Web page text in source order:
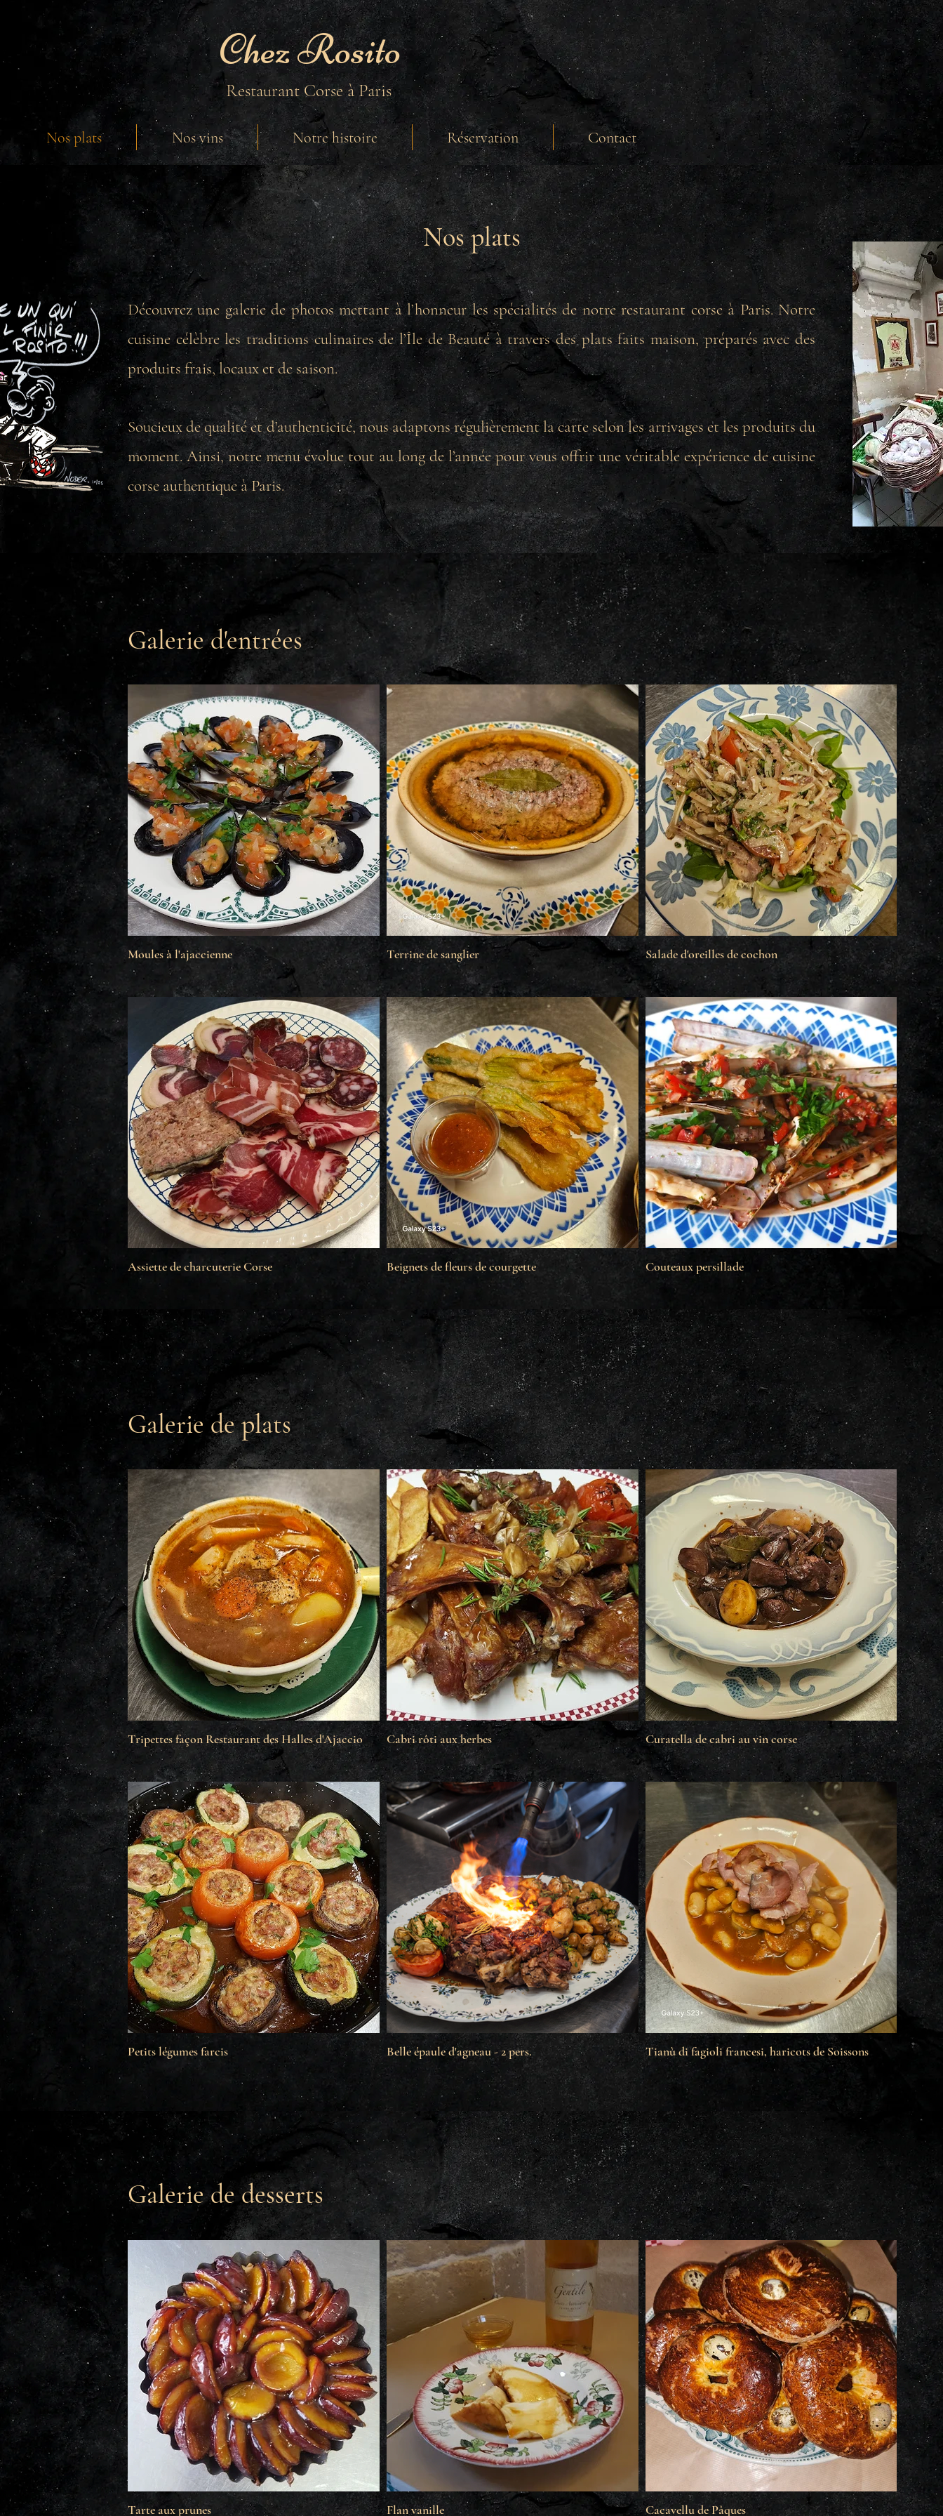
Chez Rosito
Restaurant Corse à Paris
Nos plats Nos vins Notre histoire Réservation Contact
Nos plats
Découvrez une galerie de photos mettant à l’honneur les spécialités de notre restaurant corse à Paris. Notre
cuisine célèbre les traditions culinaires de l’Île de Beauté à travers des plats faits maison, préparés avec des
produits frais, locaux et de saison.
Soucieux de qualité et d’authenticité, nous adaptons régulièrement la carte selon les arrivages et les produits du
moment. Ainsi, notre menu évolue tout au long de l’année pour vous offrir une véritable expérience de cuisine
corse authentique à Paris.
Galerie d'entrées
Moules à l'ajaccienne Terrine de sanglier Salade d'oreilles de cochon
Assiette de charcuterie Corse Beignets de fleurs de courgette Couteaux persillade
Galerie de plats
Tripettes façon Restaurant des Halles d'Ajaccio Cabri rôti aux herbes Curatella de cabri au vin corse
Petits légumes farcis Belle épaule d'agneau - 2 pers. Tianù di fagioli francesi, haricots de Soissons
Galerie de desserts
Tarte aux prunes Flan vanille Cacavellu de Pâques